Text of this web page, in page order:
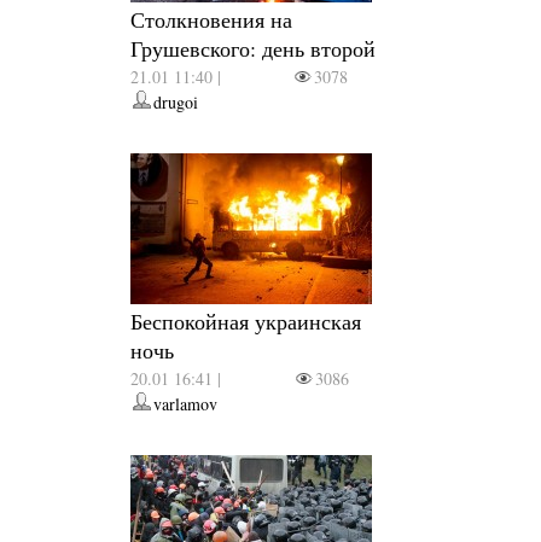
Столкновения на
Грушевского: день второй
21.01 11:40 |
3078
drugoi
Беспокойная украинская
ночь
20.01 16:41 |
3086
varlamov